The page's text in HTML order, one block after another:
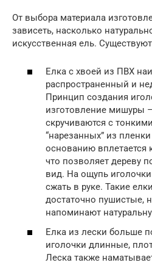
От выбора материала
зависеть, насколько
искусственная ель.
Елка с хвоей из ПВХ
распространенный и
Принцип создания
изготовление мишуры
скручиваются с
“нарезанных” из
основанию вплетается
что позволяет дереву
вид. На ощупь
сжать в руке. Такие
достаточно пушистые,
напоминают
Елка из лески больше
иголочки длинные,
Леска также